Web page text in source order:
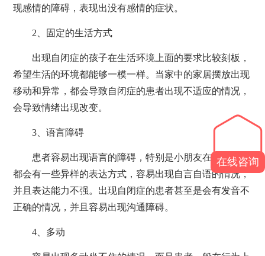
现感情的障碍，表现出没有感情的症状。
2、固定的生活方式
出现自闭症的孩子在生活环境上面的要求比较刻板，
希望生活的环境都能够一模一样。当家中的家居摆放出现
移动和异常，都会导致自闭症的患者出现不适应的情况，
会导致情绪出现改变。
3、语言障碍
患者容易出现语言的障碍，特别是小朋友在患病以后
都会有一些异样的表达方式，容易出现自言自语的情况，
并且表达能力不强。出现自闭症的患者甚至是会有发音不
正确的情况，并且容易出现沟通障碍。
4、多动
在线咨询